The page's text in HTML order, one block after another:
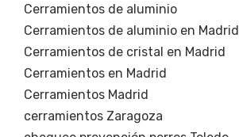
Cerramientos de aluminio
Cerramientos de aluminio en Madrid
Cerramientos de cristal en Madrid
Cerramientos en Madrid
Cerramientos Madrid
cerramientos Zaragoza